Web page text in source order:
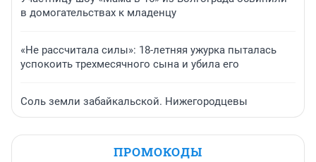
в домогательствах к младенцу
«Не рассчитала силы»: 18-летняя ужурка пыталась
успокоить трехмесячного сына и убила его
Соль земли забайкальской. Нижегородцевы
ПРОМОКОДЫ